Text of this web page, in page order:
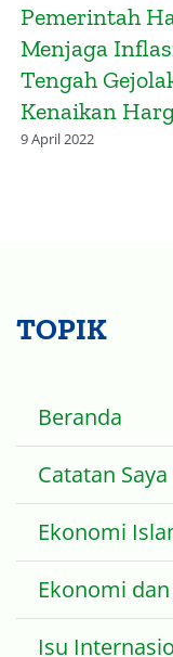
Presidensi
Indonesia
Diharapkan
Ketimpangan
Vaksinasi
Catatan Saya
Ekonomi
Ekonomi
Isu